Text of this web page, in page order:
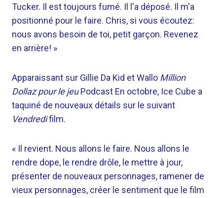
Tucker. Il est toujours fumé. Il l'a déposé. Il m'a
positionné pour le faire. Chris, si vous écoutez:
nous avons besoin de toi, petit garçon. Revenez
en arrière! »
Apparaissant sur Gillie Da Kid et Wallo Million
Dollaz pour le jeuPodcast En octobre, Ice Cube a
taquiné de nouveaux détails sur le suivant
Vendredifilm.
« Il revient. Nous allons le faire. Nous allons le
rendre dope, le rendre drôle, le mettre à jour,
présenter de nouveaux personnages, ramener de
vieux personnages, créer le sentiment que le film